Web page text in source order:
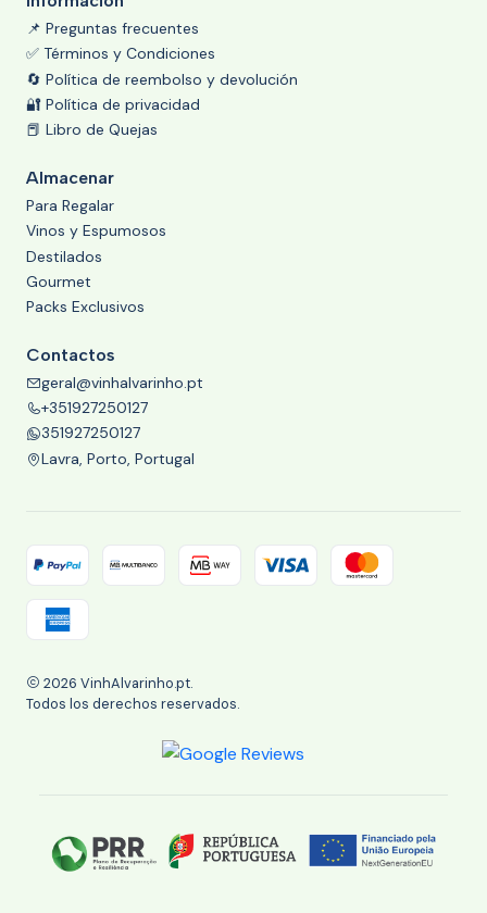
📌 Preguntas frecuentes
✅ Términos y Condiciones
🔄 Política de reembolso y devolución
🔐 Política de privacidad
📕 Libro de Quejas
Almacenar
Para Regalar
Vinos y Espumosos
Destilados
Gourmet
Packs Exclusivos
Contactos
geral@vinhalvarinho.pt
+351927250127
351927250127
Lavra, Porto, Portugal
2026 VinhAlvarinho.pt.
Todos los derechos reservados.